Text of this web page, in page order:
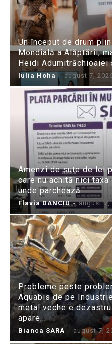
Un început de drum
Mondială a Alăptării,
Heidi Adumitrăchioaiei
Iulia Hoha - august 7, 2026
Amenzi de sute de lei
care nu achită nici
unde parchează
Flavia DANCIU - august 7,
Probleme peste
Aquabis de pe
metal veche e
apare...
Bianca SARA - august 7,